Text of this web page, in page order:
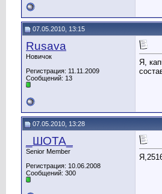
07.05.2010, 13:15
Rusava
Новичок
Регистрация: 11.11.2009
Сообщений: 13
Я,
07.05.2010, 13:28
_ШОТА_
Senior Member
Регистрация: 10.06.2008
Сообщений: 300